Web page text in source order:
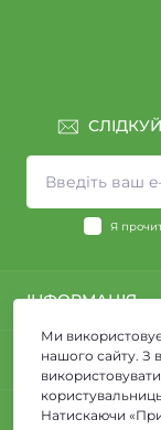
Я
ІНФОРМАЦІЯ
Про нас
Доставка та
Угода
Зворотній
КОНТАКТИ ТА
вулиця
Дніпро,
МЕСЕНДЖЕРИ
Ми
нашого сайту. З
Натискаючи